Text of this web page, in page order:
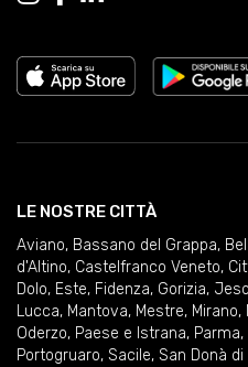
LE NOSTRE CITTÀ
Aviano, Bassano del Grappa,
d'Altino, Castelfranco Veneto,
Dolo, Este, Fidenza, Gorizia,
Lucca, Mantova, Mestre, Mirano,
Oderzo, Paese e Istrana, Parma,
Portogruaro, Sacile, San Donà di